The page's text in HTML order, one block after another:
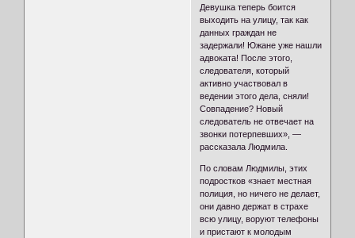
Девушка теперь боится
выходить на улицу, так как
данных граждан не
задержали! Южане уже нашли
адвоката! После этого,
следователя, который
активно участвовал в
ведении этого дела, сняли!
Совпадение? Новый
следователь не отвечает на
звонки потерпевших», —
рассказала Людмила.
По словам Людмилы, этих
подростков «знает местная
полиция, но ничего не делает,
они давно держат в страхе
всю улицу, воруют телефоны
и пристают к молодым